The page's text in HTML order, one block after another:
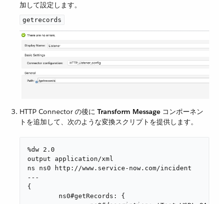
加して設定します。
getrecords
HTTP Connector の後に ​ Transform Message ​ コンポーネン
トを追加して、次のような変換スクリプトを提供します。
%dw 2.0
output application/xml
ns ns0 http://www.service-now.com/incident
---
{